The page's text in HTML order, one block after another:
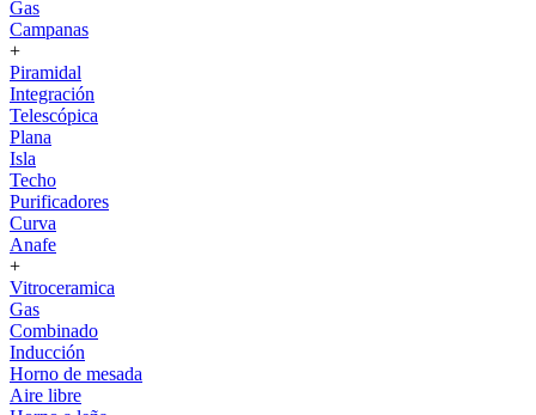
Gas
Campanas
+
Piramidal
Integración
Telescópica
Plana
Isla
Techo
Purificadores
Curva
Anafe
+
Vitroceramica
Gas
Combinado
Inducción
Horno de mesada
Aire libre